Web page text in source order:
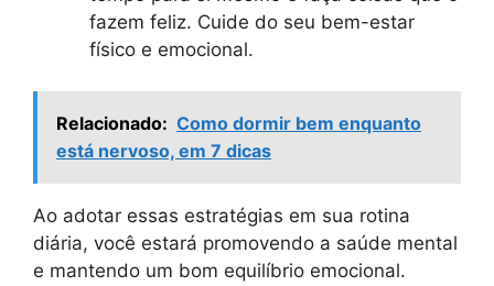
fazem feliz. Cuide do seu bem-estar
físico e emocional.
Relacionado: Como dormir bem enquanto
está nervoso, em 7 dicas
Ao adotar essas estratégias em sua rotina
diária, você estará promovendo a saúde mental
e mantendo um bom equilíbrio emocional.